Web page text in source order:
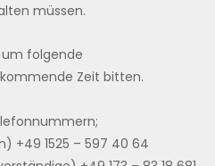
müssen.
um folgende
Zeit bitten.
+49 1525 – 597 40 64